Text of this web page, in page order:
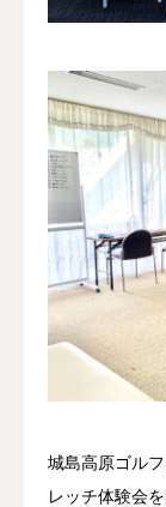
城島高原ゴル
レッチ体験会
ご予約/お問合せ